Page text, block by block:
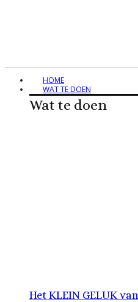
HOME
WAT TE DOEN
Wat te doen
Het KLEIN GELUK